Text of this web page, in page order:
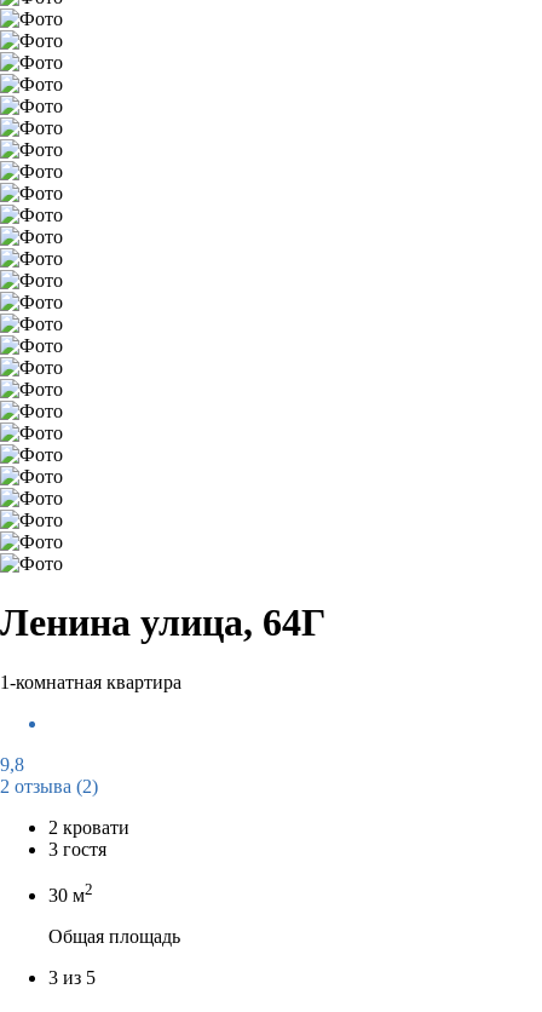
Ленина улица, 64Г
1-комнатная квартира
9,8
2 отзыва (2)
2 кровати
3 гостя
30 м2
Общая площадь
3 из 5